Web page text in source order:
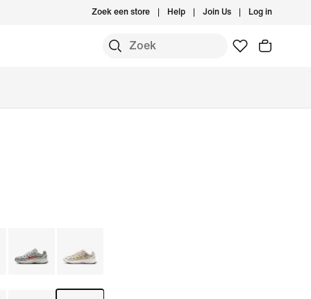
Zoek een store Help Join Us Log in